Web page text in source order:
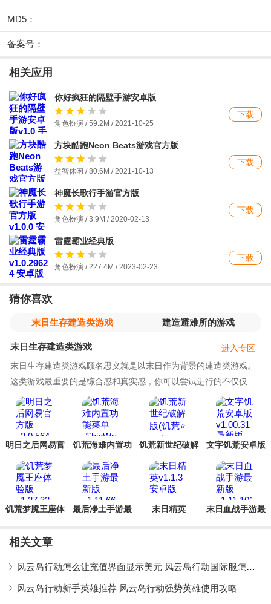
MD5：
备案号：
相关应用
你好疯狂的隔壁手游安卓版
角色扮演 / 59.2M / 2021-10-25
下载
方块酷跑Neon Beats游戏官方版
益智休闲 / 80.6M / 2021-10-13
下载
神魔长歌行手游官方版
角色扮演 / 3.9M / 2020-02-13
下载
雷霆霸业经典版
角色扮演 / 227.4M / 2023-02-23
下载
猜你喜欢
末日生存建造类游戏 建造避难所的游戏
末日生存建造类游戏
末日生存建造类游戏顾名思义就是以末日作为背景的建造类游戏。
这类游戏最重要的是综合感和真实感，你可以尝试进行的不仅仅是
打丧尸打怪物搜集物资这样的行动，你的工具，武器都要由你自己
去制作，你的房屋也要自己去搭建，这可以说诚意满满而且真实感
也非常满。如果你喜欢末日题材的游戏，如果你喜欢建造的快乐，
如果你十分享受DIY的乐趣的话
进入专区
明日之后网易官
饥荒海难内置功
(ShipWrecked)
饥荒新世纪破解
文字饥荒安卓版
饥荒梦魇王座体
最后净土手游最
末日精英
末日血战手游最
相关文章
风云岛行动怎么让充值界面显示美元 风云岛行动国际服怎么充值攻略
风云岛行动新手英雄推荐 风云岛行动强势英雄使用攻略